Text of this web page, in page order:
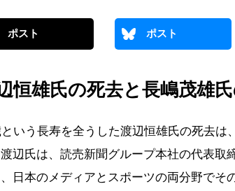
ポスト ポスト
恒雄氏の死去と長嶋茂雄
いう長寿を全うした渡辺恒雄氏の死去
辺氏は、読売新聞グループ本社の代表取
日本のメディアとスポーツの両分野でそ